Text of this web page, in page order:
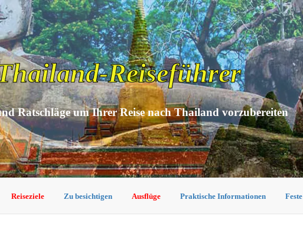
Reiseführer
Ratschläge um Ihrer Reise nach Thailand vorzubereiten
Reiseziele Zu besichtigen Ausflüge Praktische Informationen Feste